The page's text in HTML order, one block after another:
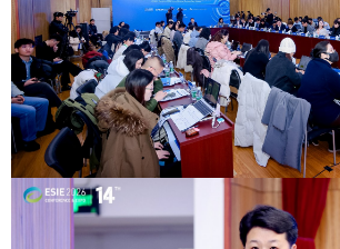
城市 旅游 能源
彩票 娱乐 时尚
公益 一带一路 亚太网
文化产业